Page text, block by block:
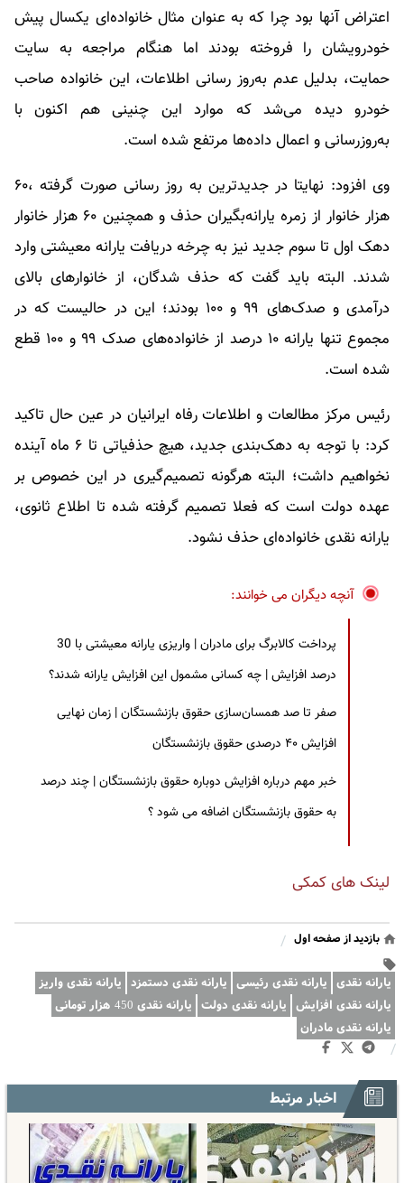
اعتراض آنها بود چرا که به عنوان مثال خانواده‌ای یکسال پیش
خودرویشان را فروخته بودند اما هنگام مراجعه به سایت
حمایت، بدلیل عدم به‌روز رسانی اطلاعات، این خانواده صاحب
خودرو دیده می‌شد که موارد این چنینی هم اکنون با
به‌روزرسانی و اعمال داده‌ها مرتفع شده است.
وی افزود: نهایتا در جدیدترین به روز رسانی صورت گرفته ،۶۰
هزار خانوار از زمره یارانه‌بگیران حذف و همچنین ۶۰ هزار خانوار
دهک اول تا سوم جدید نیز به چرخه دریافت یارانه معیشتی وارد
شدند. البته باید گفت که حذف شدگان، از خانوارهای بالای
درآمدی و صدک‌های ۹۹ و ۱۰۰ بودند؛ این در حالیست که در
مجموع تنها یارانه ۱۰ درصد از خانواده‌های صدک ۹۹ و ۱۰۰ قطع
شده است.
رئیس مرکز مطالعات و اطلاعات رفاه ایرانیان در عین حال تاکید
کرد: با توجه به دهک‌بندی جدید، هیچ حذفیاتی تا ۶ ماه آینده
نخواهیم داشت؛ البته هرگونه تصمیم‌گیری در این خصوص بر
عهده دولت است که فعلا تصمیم گرفته شده تا اطلاع ثانوی،
یارانه نقدی خانواده‌ای حذف نشود.
آنچه دیگران می خوانند:
پرداخت کالابرگ برای مادران | واریزی یارانه معیشتی با 30
درصد افزایش | چه کسانی مشمول این افزایش یارانه شدند؟
صفر تا صد همسان‌سازی حقوق بازنشستگان | زمان نهایی
افزایش ۴۰ درصدی حقوق بازنشستگان
خبر مهم درباره افزایش دوباره حقوق بازنشستگان | چند درصد
به حقوق بازنشستگان اضافه می شود ؟
لینک های کمکی
بازدید از صفحه اول /
یارانه نقدی یارانه نقدی رئیسی یارانه نقدی دستمزد یارانه نقدی واریز
یارانه نقدی افزایش یارانه نقدی دولت یارانه نقدی 450 هزار تومانی
یارانه نقدی مادران
/
اخبار مرتبط